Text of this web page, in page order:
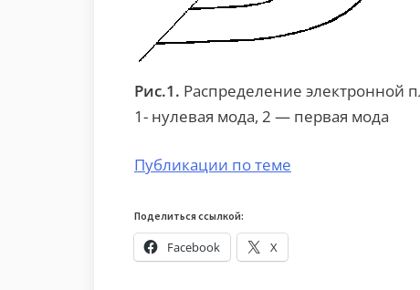
Рис.1. Распределение электронной
1- нулевая мода, 2 — первая мода
Публикации по теме
Поделиться ссылкой:
Facebook X